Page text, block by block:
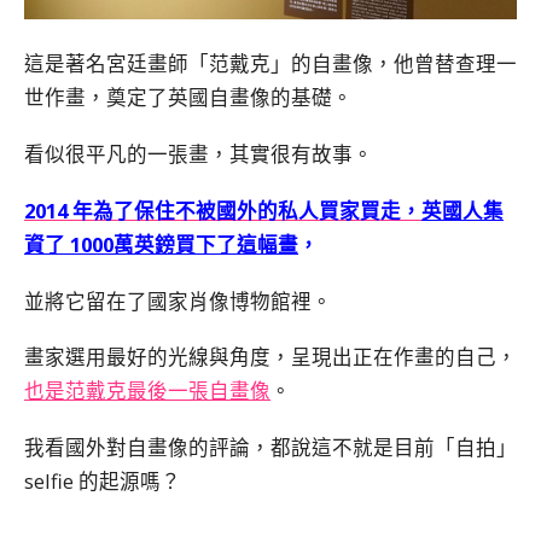
這是著名宮廷畫師「范戴克」的自畫像，他曾替查理一
世作畫，奠定了英國自畫像的基礎。
看似很平凡的一張畫，其實很有故事。
2014 年為了保住不被國外的私人買家買走， 英國人集
資了 1000萬英鎊買下了這幅畫 ，
並將它留在了國家肖像博物館裡。
畫家選用最好的光線與角度，呈現出正在作畫的自己，
也是范戴克最後一張自畫像 。
我看國外對自畫像的評論，都說這不就是目前「自拍」
selfie 的起源嗎？